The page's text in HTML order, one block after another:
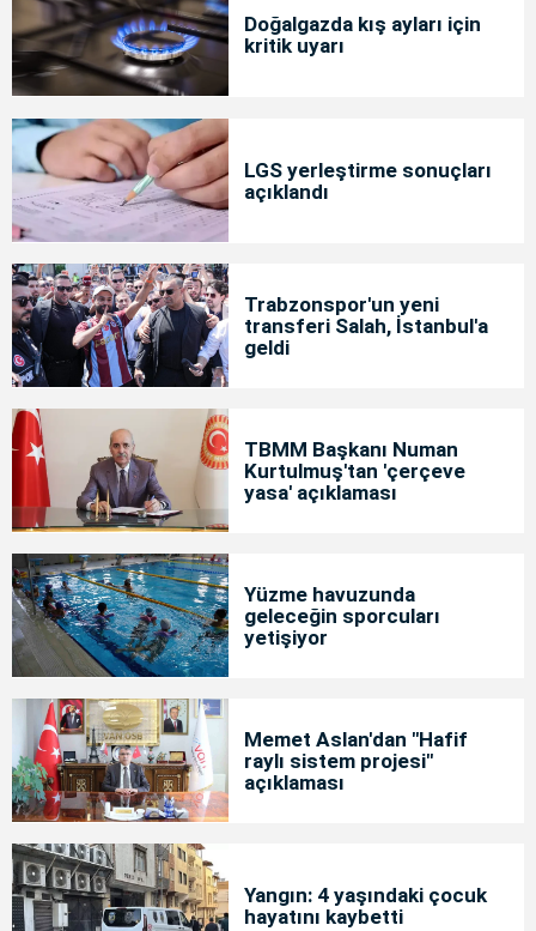
Doğalgazda kış ayları için
kritik uyarı
LGS yerleştirme sonuçları
açıklandı
Trabzonspor'un yeni
transferi Salah, İstanbul'a
geldi
TBMM Başkanı Numan
Kurtulmuş'tan 'çerçeve
yasa' açıklaması
Yüzme havuzunda
geleceğin sporcuları
yetişiyor
Memet Aslan'dan "Hafif
raylı sistem projesi"
açıklaması
Yangın: 4 yaşındaki çocuk
hayatını kaybetti